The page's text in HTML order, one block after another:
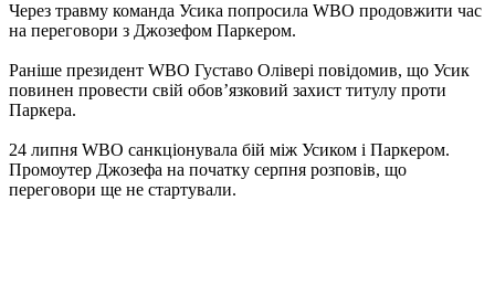
Через травму команда Усика попросила WBO продовжити час
на переговори з Джозефом Паркером.
Раніше президент WBO Густаво Олівері повідомив, що Усик
повинен провести свій обов’язковий захист титулу проти
Паркера.
24 липня WBO санкціонувала бій між Усиком і Паркером.
Промоутер Джозефа на початку серпня розповів, що
переговори ще не стартували.